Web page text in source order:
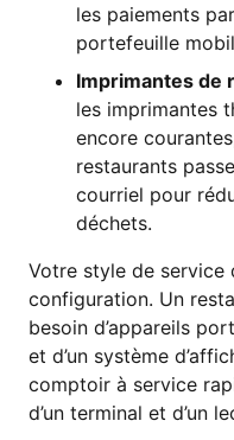
les paiements
portefeuille
Imprimantes de
les imprimantes
encore
restaurants
courriel pour
déchets.
Votre style de service
configuration. Un
besoin d’appareils
et d’un système
comptoir à service
d’un terminal et d’un